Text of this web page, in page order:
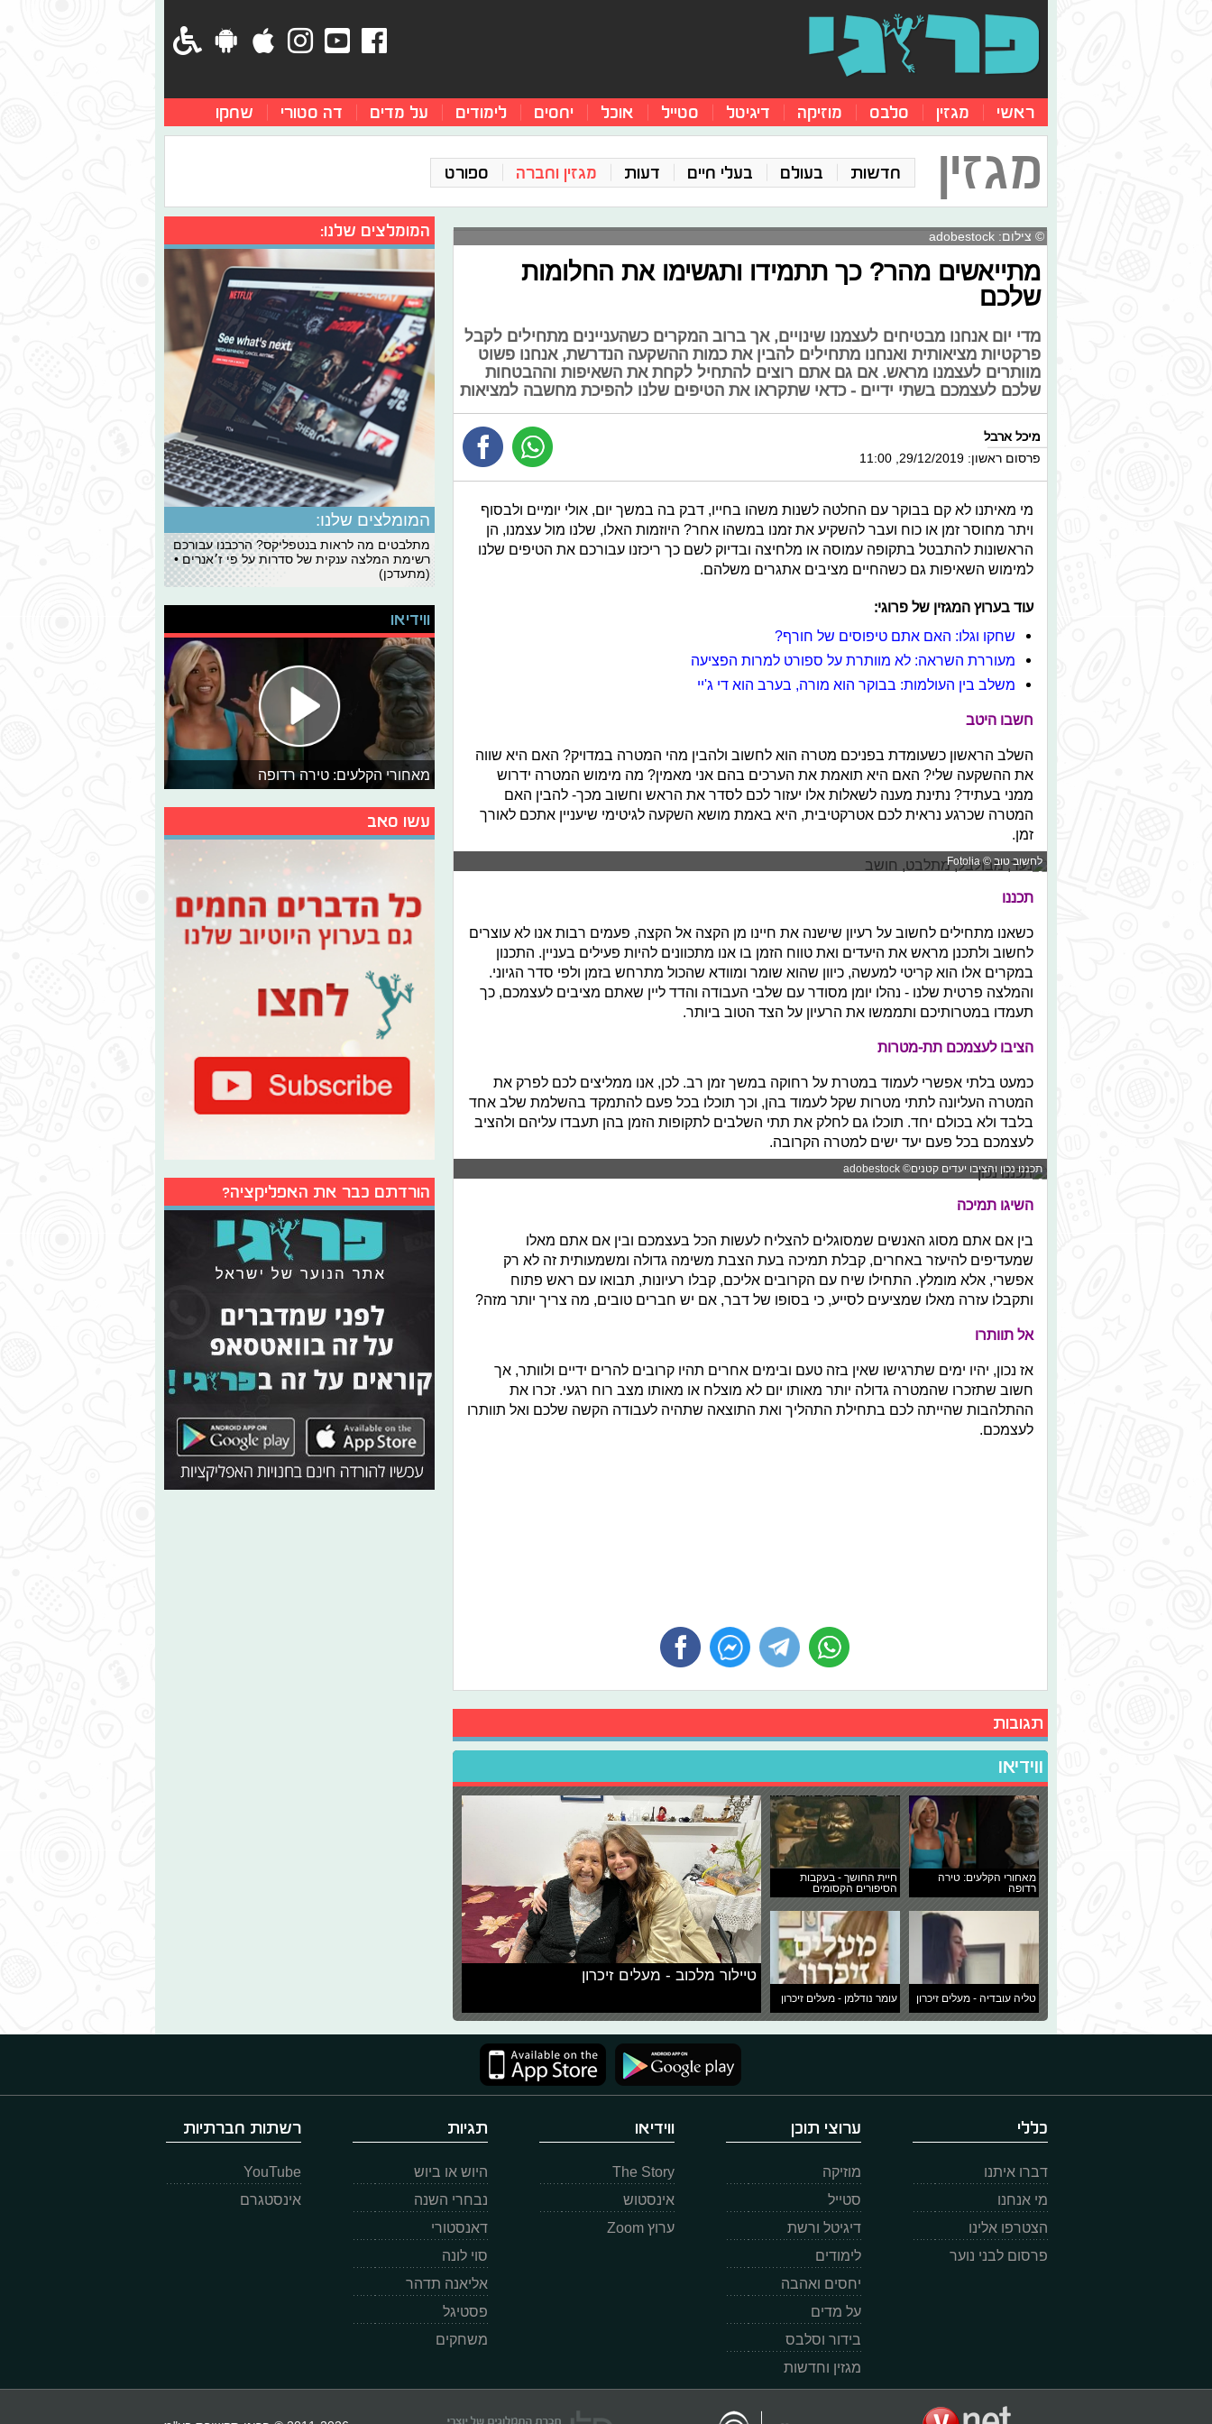
ראשי מגזין סלבס מוזיקה דיגיטל סטייל אוכל יחסים לימודים על מדים דה סטורי שחקו
מגזין חדשות בעולם בעלי חיים דעות מגזין וחברה ספורט
© צילום: adobestock
מתייאשים מהר? כך תתמידו ותגשימו את החלומות
שלכם
מדי יום אנחנו מבטיחים לעצמנו שינויים, אך ברוב המקרים כשהעניינים מתחילים לקבל
פרקטיות מציאותית ואנחנו מתחילים להבין את כמות ההשקעה הנדרשת, אנחנו פשוט
מוותרים לעצמנו מראש. אם גם אתם רוצים להתחיל לקחת את השאיפות וההבטחות
שלכם לעצמכם בשתי ידיים - כדאי שתקראו את הטיפים שלנו להפיכת מחשבה למציאות
מיכל ארבל
פרסום ראשון: 29/12/2019, 11:00
מי מאיתנו לא קם בבוקר עם החלטה לשנות משהו בחייו, דבק בה במשך יום, אולי יומיים ולבסוף
ויתר מחוסר זמן או כוח ועבר להשקיע את זמנו במשהו אחר? היוזמות האלו, שלנו מול עצמנו, הן
הראשונות להתבטל בתקופה עמוסה או מלחיצה ובדיוק לשם כך ריכזנו עבורכם את הטיפים שלנו
למימוש השאיפות גם כשהחיים מציבים אתגרים משלהם.
עוד בערוץ המגזין של פרוגי:
שחקו וגלו: האם אתם טיפוסים של חורף?
מעוררת השראה: לא מוותרת על ספורט למרות הפציעה
משלב בין העולמות: בבוקר הוא מורה, בערב הוא די ג'יי
חשבו היטב
השלב הראשון כשעומדת בפניכם מטרה הוא לחשוב ולהבין מהי המטרה במדויק? האם היא שווה
את ההשקעה שלי? האם היא תואמת את הערכים בהם אני מאמין? מה מימוש המטרה ידרוש
ממני בעתיד? נתינת מענה לשאלות אלו יעזור לכם לסדר את הראש וחשוב מכך- להבין האם
המטרה שכרגע נראית לכם אטרקטיבית, היא באמת מושא השקעה לגיטימי שיעניין אתכם לאורך
זמן.
לחשוב טוב © Fotolia
תכננו
כשאנו מתחילים לחשוב על רעיון שישנה את חיינו מן הקצה אל הקצה, פעמים רבות אנו לא עוצרים
לחשוב ולתכנן מראש את היעדים ואת טווח הזמן בו אנו מתכוונים להיות פעילים בעניין. התכנון
במקרים אלו הוא קריטי למעשה, כיוון שהוא שומר ומוודא שהכול מתרחש בזמן ולפי סדר הגיוני.
והמלצה פרטית שלנו - נהלו יומן מסודר עם שלבי העבודה והדד ליין שאתם מציבים לעצמכם, כך
תעמדו במטרותיכם ותממשו את הרעיון על הצד הטוב ביותר.
הציבו לעצמכם תת-מטרות
כמעט בלתי אפשרי לעמוד במטרת על רחוקה במשך זמן רב. לכן, אנו ממליצים לכם לפרק את
המטרה העליונה לתתי מטרות שקל לעמוד בהן, וכך תוכלו בכל פעם להתמקד בהשלמת שלב אחד
בלבד ולא בכולם יחד. תוכלו גם לחלק את תתי השלבים לתקופות הזמן בהן תעבדו עליהם ולהציב
לעצמכם בכל פעם יעד ישים למטרה הקרובה.
תכננו נכון והציבו יעדים קטנים© adobestock
השיגו תמיכה
בין אם אתם מסוג האנשים שמסוגלים להצליח לעשות הכל בעצמכם ובין אם אתם מאלו
שמעדיפים להיעזר באחרים, קבלת תמיכה בעת הצבת משימה גדולה ומשמעותית זה לא רק
אפשרי, אלא מומלץ. התחילו שיח עם הקרובים אליכם, קבלו רעיונות, תבואו עם ראש פתוח
ותקבלו עזרה מאלו שמציעים לסייע, כי בסופו של דבר, אם יש חברים טובים, מה צריך יותר מזה?
אל תוותרו
אז נכון, יהיו ימים שתרגישו שאין בזה טעם ובימים אחרים תהיו קרובים להרים ידיים ולוותר, אך
חשוב שתזכרו שהמטרה גדולה יותר מאותו יום לא מוצלח או מאותו מצב רוח רגעי. זכרו את
ההתלהבות שהייתה לכם בתחילת התהליך ואת התוצאה שתהיה לעבודה הקשה שלכם ואל תוותרו
לעצמכם.
תגובות
ווידיאו
מאחורי הקלעים: טירה
רדופה
חיית החושך - בעקבות
הסיפורים הקסומים
טליה עובדיה - מעלים זיכרון עומר נודלמן - מעלים זיכרון
טיילור מלכוב - מעלים זיכרון
המומלצים שלנו:
המומלצים שלנו:
מתלבטים מה לראות בנטפליקס? הרכבנו עבורכם
רשימת המלצה ענקית של סדרות על פי ז׳אנרים •
(מתעדכן)
ווידיאו
מאחורי הקלעים: טירה רדופה
עשו סאב
הורדתם כבר את האפליקציה?
כללי
דברו איתנו
מי אנחנו
הצטרפו אלינו
פרסום לבני נוער
ערוצי תוכן
מוזיקה
סטייל
דיגיטל ורשת
לימודים
יחסים ואהבה
על מדים
בידור וסלבס
מגזין וחדשות
ווידיאו
The Story
אינסטוש
ערוץ Zoom
תגיות
היוש או ביוש
נבחרי השנה
דאנסטורי
סוי לונה
אליאנה תדהר
פסטיגל
משחקים
רשתות חברתיות
YouTube
אינסטגרם